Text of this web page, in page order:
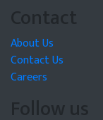
Contact
About Us
Contact Us
Careers
Follow us